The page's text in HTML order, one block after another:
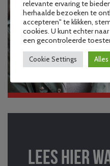
Lees hier
relevante ervaring te
herhaalde bezoeken te
accepteren" te klikken,
cookies. U kunt echter
een gecontroleerde
Cookie Settings